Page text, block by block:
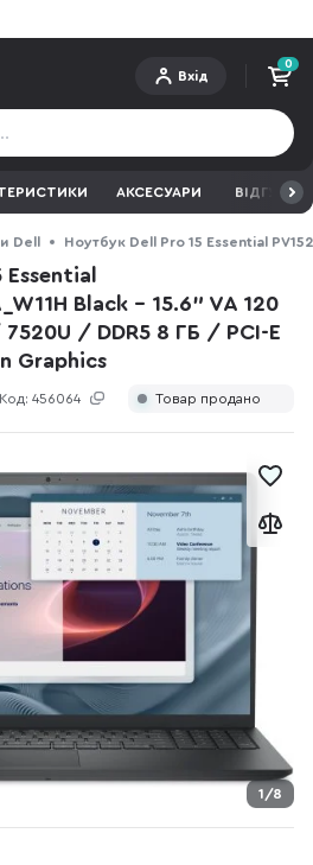
Вхід
0
АКСЕСУАРИ ВІДГУКИ
Dell Ноутбук Dell Pro 15 Essential
Black - 15.6" VA 120
/ DDR5 8 ГБ / PCI-E
Graphics
Код: 456064 Товар продано
1/8